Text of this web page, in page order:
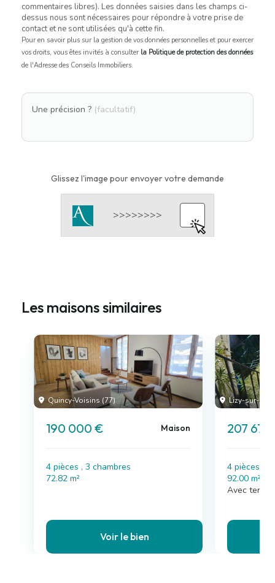
commentaires libres). Les données saisies dans les champs ci-
dessus nous sont nécessaires pour répondre à votre prise de
contact et ne sont utilisées qu'à cette fin.
Pour en savoir plus sur la gestion de vos données personnelles et pour exercer
vos droits, vous êtes invités à consulter la Politique de protection des données
de l'Adresse des Conseils Immobiliers.
Une précision ? (facultatif)
Glissez l'image pour envoyer votre demande
Les maisons similaires
Quincy-Voisins (77)
190 000 € Maison
4 pièces , 3 chambres
72.82 m²
Voir le bien
Lizy-sur-
207 675
4 pièces , 3
92.00 m²
Avec